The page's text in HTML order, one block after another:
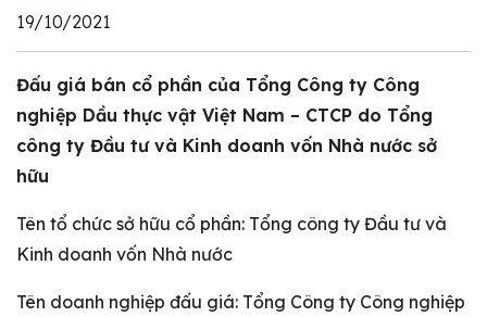
19/10/2021
Đấu giá bán cổ phần của Tổng Công ty Công
nghiệp Dầu thực vật Việt Nam – CTCP do Tổng
công ty Đầu tư và Kinh doanh vốn Nhà nước sở
hữu
Tên tổ chức sở hữu cổ phần: Tổng công ty Đầu tư và
Kinh doanh vốn Nhà nước
Tên doanh nghiệp đấu giá: Tổng Công ty Công nghiệp